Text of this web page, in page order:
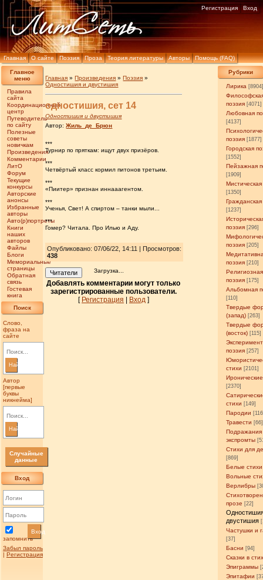
Главная О сайте Поэзия Проза Теория литературы Авторы Помощь (FAQ)
Регистрация Вход
Главное
меню
Правила
сайта
Координационный
центр
Путеводитель
по сайту
Полезные
советы
новичкам
Произведения
Комментарии
ЛитО
Форум
Текущие
конкурсы
Авторские
анонсы
Избранные
авторы
Авто(р)портреты
Книги
наших
авторов
Файлы
Блоги
Мемориальные
страницы
Обратная
связь
Гостевая
книга
Поиск
Слово,
фраза на
сайте
Найти
Автор
[первые
буквы
никнейма]
Найти
Случайные
данные
Вход
запомнить
Вход
Забыл пароль
| Регистрация
Рубрики
Лирика
поэзия [4071]
Любовная
[4137]
поэзия [1877]
Городская
[1552]
Пейзажная
[1909]
Мистическая
[1350]
Гражданская
[1237]
поэзия [296]
поэзия [205]
поэзия [210]
Религиозная
поэзия [175]
Альбомная
[110]
Твердые
(запад) [263]
Твердые
(восток) [115]
поэзия [257]
стихи [2101]
[2370]
стихи [149]
Пародии
Травести [66]
Подражания
экспромты
Стихи для
[869]
Белые стихи
Вольные
Верлибры
прозе [22]
двустишия
Частушки и
[37]
Басни [94]
Сказки в
Эпиграммы
Эпитафии
Главная »Произведения »Поэзия »
Одностишия и двустишия
одностишия, сет 14
Одностишия и двустишия
Автор:Жиль_де_Брюн
***
Турнир по пряткам: ищут двух призёров.
***
Четвёртый класс кормил питонов третьим.
***
«Пиитер» признан иннааагентом.
***
Ученья, Свет! А спиртом – танки мыли...
***
Гомер? Читала. Про Илью и Аду.
Опубликовано: 07/06/22, 14:11 | Просмотров:
438
Читатели Загрузка...
Добавлять комментарии могут только
зарегистрированные пользователи.
[ Регистрация Вход]